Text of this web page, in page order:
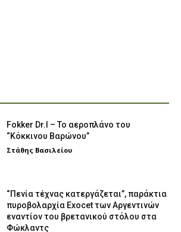
Fokker Dr.I – To αεροπλάνο του
“Κόκκινου Βαρώνου”
Στάθης Βασιλείου
“Πενία τέχνας κατεργάζεται”, παράκτια
πυροβολαρχία Exocet των Αργεντινών
εναντίον του βρετανικού στόλου στα
Φώκλαντς